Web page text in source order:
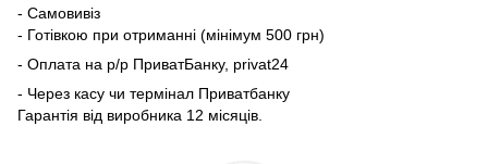
- Самовивіз
- Готівкою при отриманні (мінімум 500 грн)
- Оплата на р/р ПриватБанку, privat24
- Через касу чи термінал Приватбанку
Гарантія від виробника 12 місяців.